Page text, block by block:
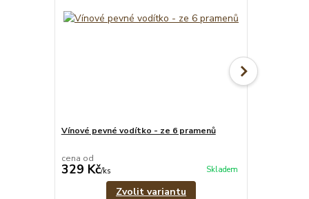
Vínové pevné vodítko - ze 6 pramenů
cena od
329 Kč/ks Skladem
Zvolit variantu